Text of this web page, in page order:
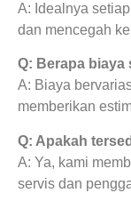
A: Idealnya
dan mencegah
Q: Berapa biaya
A: Biaya
memberikan
Q: Apakah
A: Ya, kami
servis dan